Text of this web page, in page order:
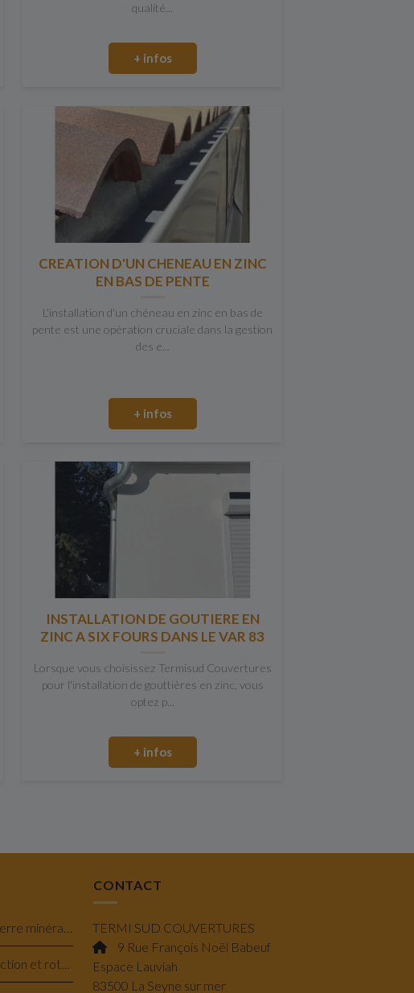
qualité...
+ infos
CREATION D'UN CHENEAU EN ZINC
EN BAS DE PENTE
L'installation d'un chéneau en zinc en bas de
pente est une opération cruciale dans la gestion
des e...
+ infos
INSTALLATION DE GOUTIERE EN
ZINC A SIX FOURS DANS LE VAR 83
Lorsque vous choisissez Termisud Couvertures
pour l'installation de gouttières en zinc, vous
optez p...
+ infos
CONTACT
TERMI SUD COUVERTURES
9 Rue François Noël Babeuf
Espace Lauviah
83500 La Seyne sur mer